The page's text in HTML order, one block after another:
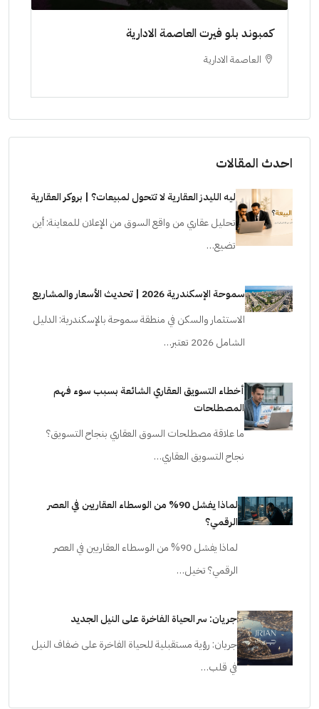
كمبوند بلو فيرت العاصمة الادارية
العاصمة الادارية
احدث المقالات
ليه الليدز العقارية لا تتحول لمبيعات؟ | بروكر العقارية
تحليل عقاري من واقع السوق من الإعلان للمعاينة: أين
تضيع…
سموحة الإسكندرية 2026 | تحديث الأسعار والمشاريع
الاستثمار والسكن في منطقة سموحة بالإسكندرية: الدليل
الشامل 2026 تعتبر…
أخطاء التسويق العقاري الشائعة بسبب سوء فهم
المصطلحات
ما علاقة مصطلحات السوق العقاري بنجاح التسويق؟
نجاح التسويق العقاري…
لماذا يفشل 90% من الوسطاء العقاريين في العصر
الرقمي؟
لماذا يفشل 90% من الوسطاء العقاريين في العصر
الرقمي؟ تخيل…
جريان: سر الحياة الفاخرة على النيل الجديد
جريان: رؤية مستقبلية للحياة الفاخرة على ضفاف النيل
في قلب…